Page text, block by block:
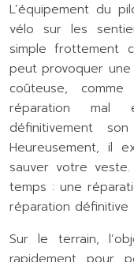
L’équipement du
vélo sur les
simple frottement
peut provoquer
coûteuse,
réparation mal
définitivement
Heureusement, il
sauver votre
temps : une
réparation définitive
Sur le terrain,